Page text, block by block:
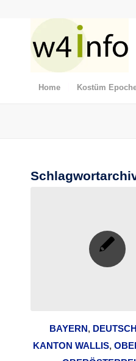
Home Kostüm
BAYERN,
KANTON WALLIS,